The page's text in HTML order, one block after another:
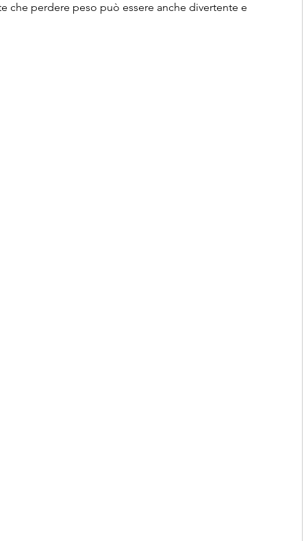
che perdere peso può essere anche divertente e